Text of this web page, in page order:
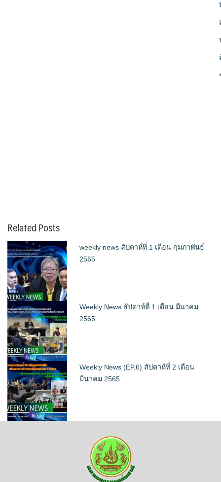
Related Posts
weekly news สัปดาห์ที่ 1 เดือน กุมภาพันธ์
2565
Weekly News สัปดาห์ที่ 1 เดือน มีนาคม
2565
Weekly News (EP.6) สัปดาห์ที่ 2 เดือน
มีนาคม 2565